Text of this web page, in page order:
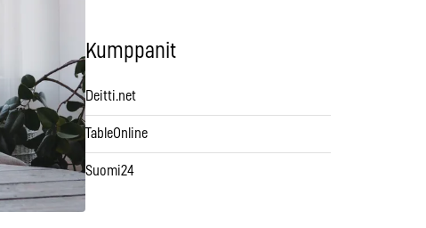
Kumppanit
Deitti.net
TableOnline
Suomi24